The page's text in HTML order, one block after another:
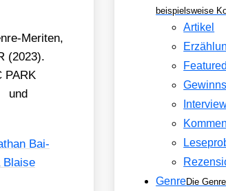
Meri­ten,
(2023).
PARK
und
Bai­
Blai­se
beispielsweise
Artikel
GenreDie